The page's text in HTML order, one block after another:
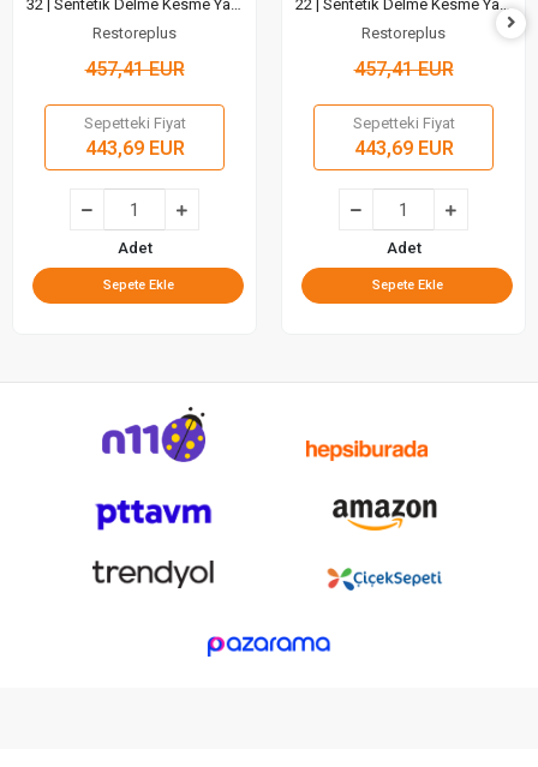
32 | Sentetik Delme Kesme Yağı
(20 Lt)
Restoreplus
457,41 EUR
Sepetteki Fiyat
443,69 EUR
Adet
Sepete Ekle
22 | Sentetik Delme Kesme Yağı
(20 Lt)
Restoreplus
457,41 EUR
Sepetteki Fiyat
443,69 EUR
Adet
Sepete Ekle